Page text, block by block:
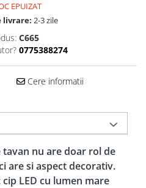
EPUIZAT
livrare: 2-3 zile
C665
0775388274
Cere informatii
nu are doar rol de
are si aspect decorativ.
LED cu lumen mare